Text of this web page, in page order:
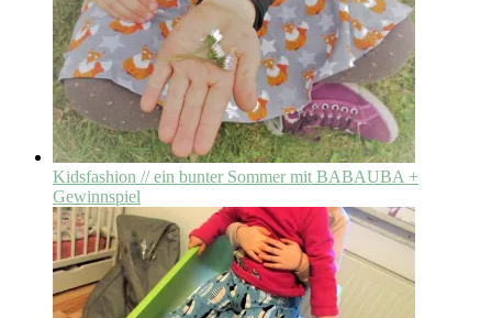
Kidsfashion // ein bunter Sommer mit BABAUBA +
Gewinnspiel